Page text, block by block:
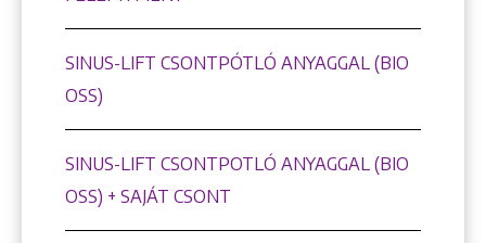
SINUS-LIFT CSONTPÓTLÓ ANYAGGAL (BIO
OSS)
SINUS-LIFT CSONTPOTLÓ ANYAGGAL (BIO
OSS) + SAJÁT CSONT